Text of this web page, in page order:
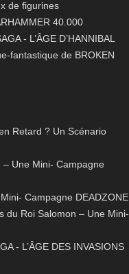
de figurines
40.000
- L’ÂGE D’HANNIBAL
fantastique de BROKEN
Retard ? Un Scénario
– Une Mini- Campagne
Campagne DEADZONE
du Roi Salomon – Une Mini-
- L’ÂGE DES INVASIONS